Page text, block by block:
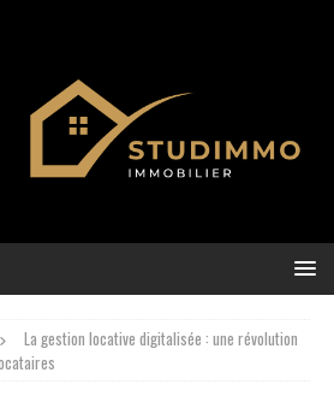
La gestion locative digitalisée : une révolution